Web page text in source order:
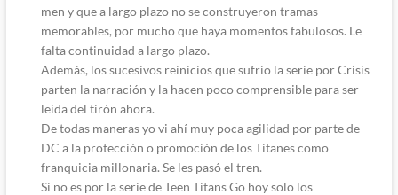
men y que a largo plazo no se construyeron tramas
memorables, por mucho que haya momentos fabulosos. Le
falta continuidad a largo plazo.
Además, los sucesivos reinicios que sufrio la serie por Crisis
parten la narración y la hacen poco comprensible para ser
leida del tirón ahora.
De todas maneras yo vi ahí muy poca agilidad por parte de
DC a la protección o promoción de los Titanes como
franquicia millonaria. Se les pasó el tren.
Si no es por la serie de Teen Titans Go hoy solo los